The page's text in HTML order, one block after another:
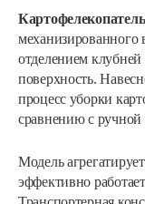
отделением
поверхность.
процесс уборки
сравнению с ручной
Модель
эффективно